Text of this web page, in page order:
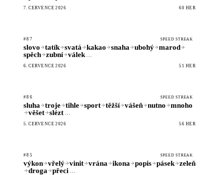
7. ČERVENCE 2026 60 HER
#87 SPEED STREAK
slovo tatík svatá kakao snaha ubohý
marod
spěch
zubní válek …
6. ČERVENCE 2026 51 HER
#86 SPEED STREAK
sluha troje tihle sport těžší vášeň nutno
mnoho
věšet
slézt …
5. ČERVENCE 2026 56 HER
#85 SPEED STREAK
výkon vřelý vinit vrána ikona popis pásek
zeleň
droga
přeci …